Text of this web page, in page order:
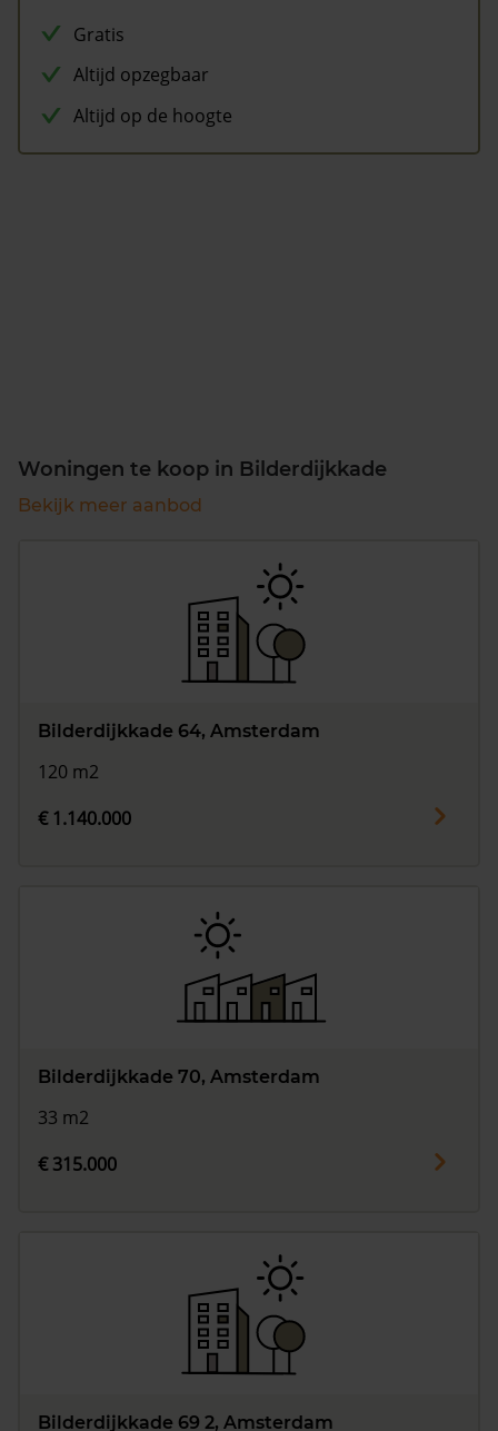
Gratis
Altijd opzegbaar
Altijd op de hoogte
Woningen te koop in Bilderdijkkade
Bekijk meer aanbod
Bilderdijkkade 64, Amsterdam
120 m2
€ 1.140.000
Bilderdijkkade 70, Amsterdam
33 m2
€ 315.000
Bilderdijkkade 69 2, Amsterdam